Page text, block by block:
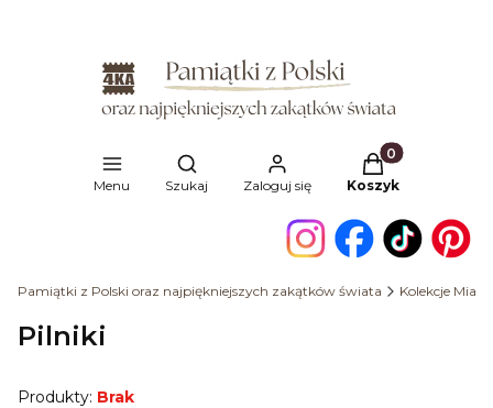
Menu
Otwórz wyszukiwarkę
Szukaj Zaloguj się
Produkty w
Koszyk
Pamiątki z Polski oraz najpiękniejszych zakątków świata Kolekcje
Pilniki
Produkty: Brak